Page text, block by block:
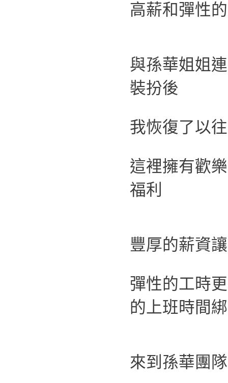
高薪和彈性
與孫華姐姐
裝扮後
我恢復了以
這裡擁有歡
福利
豐厚的薪資
彈性的工時
的上班時間
來到孫華團